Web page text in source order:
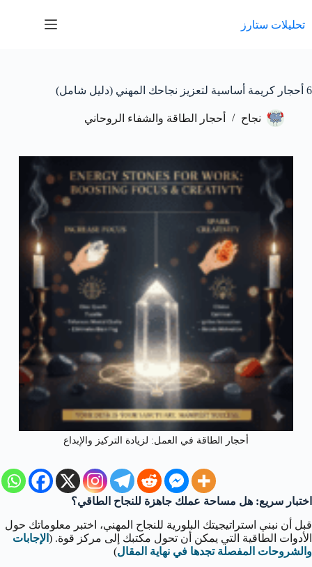
المحتوى
تحليلات ستارز
6 أحجار كريمة أساسية لتعزيز نجاحك المهني (دليل شامل)
نجاح أحجار الطاقة والشفاء الروحاني
أحجار الطاقة في العمل: لزيادة التركيز والإبداع
اختبار سريع: هل مساحة عملك جاهزة للنجاح الطاقي؟
قبل أن نبني استراتيجيتك البلورية للنجاح المهني، اختبر معلوماتك حول
الأدوات الطاقية التي يمكن أن تحول مكتبك إلى مركز قوة. ( الإجابات
والشروحات المفصلة تجدها في نهاية المقال)